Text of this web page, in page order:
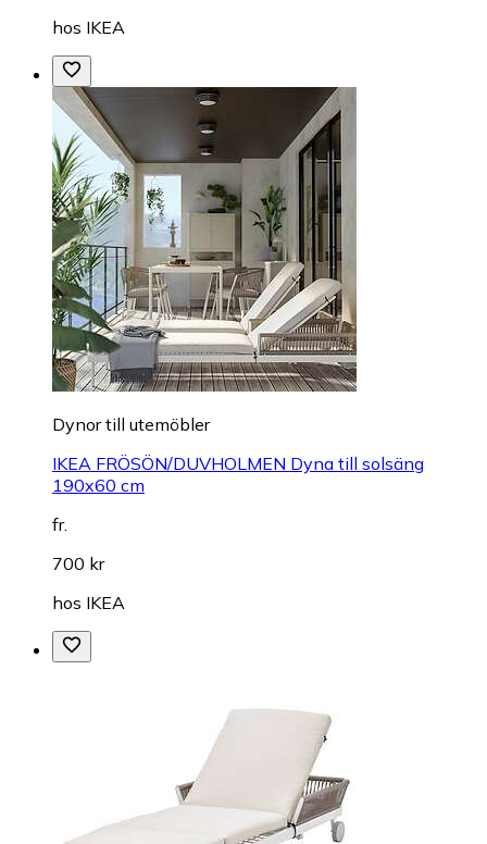
hos IKEA
Dynor till utemöbler
IKEA FRÖSÖN/DUVHOLMEN Dyna till solsäng
190x60 cm
fr.
700 kr
hos IKEA